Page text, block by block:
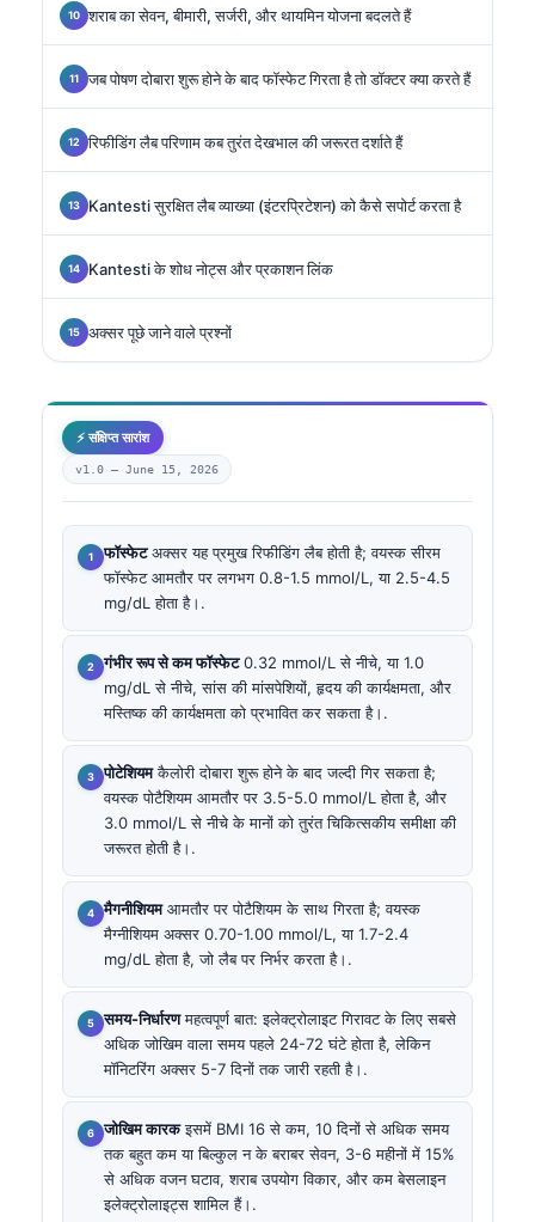
शराब का सेवन, बीमारी, सर्जरी, और थायमिन योजना बदलते हैं
जब पोषण दोबारा शुरू होने के बाद फॉस्फेट गिरता है तो डॉक्टर क्या करते हैं
रिफीडिंग लैब परिणाम कब तुरंत देखभाल की जरूरत दर्शाते हैं
Kantesti सुरक्षित लैब व्याख्या (इंटरप्रिटेशन) को कैसे सपोर्ट करता है
Kantesti के शोध नोट्स और प्रकाशन लिंक
अक्सर पूछे जाने वाले प्रश्नों
⚡ संक्षिप्त सारांश
v1.0 — June 15, 2026
फॉस्फेटअक्सर यह प्रमुख रिफीडिंग लैब होती है; वयस्क सीरम
फॉस्फेट आमतौर पर लगभग 0.8-1.5 mmol/L, या 2.5-4.5
mg/dL होता है।.
गंभीर रूप से कम फॉस्फेट0.32 mmol/L से नीचे, या 1.0
mg/dL से नीचे, सांस की मांसपेशियों, हृदय की कार्यक्षमता, और
मस्तिष्क की कार्यक्षमता को प्रभावित कर सकता है।.
पोटेशियमकैलोरी दोबारा शुरू होने के बाद जल्दी गिर सकता है;
वयस्क पोटैशियम आमतौर पर 3.5-5.0 mmol/L होता है, और
3.0 mmol/L से नीचे के मानों को तुरंत चिकित्सकीय समीक्षा की
जरूरत होती है।.
मैगनीशियमआमतौर पर पोटैशियम के साथ गिरता है; वयस्क
मैग्नीशियम अक्सर 0.70-1.00 mmol/L, या 1.7-2.4
mg/dL होता है, जो लैब पर निर्भर करता है।.
समय-निर्धारणमहत्वपूर्ण बात: इलेक्ट्रोलाइट गिरावट के लिए सबसे
अधिक जोखिम वाला समय पहले 24-72 घंटे होता है, लेकिन
मॉनिटरिंग अक्सर 5-7 दिनों तक जारी रहती है।.
जोखिम कारकइसमें BMI 16 से कम, 10 दिनों से अधिक समय
तक बहुत कम या बिल्कुल न के बराबर सेवन, 3-6 महीनों में 15%
से अधिक वजन घटाव, शराब उपयोग विकार, और कम बेसलाइन
इलेक्ट्रोलाइट्स शामिल हैं।.